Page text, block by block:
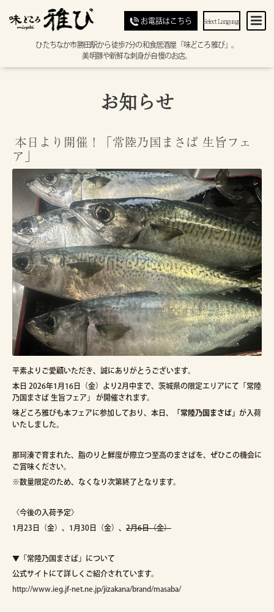
お電話はこちら Select Language
ひたちなか市勝田駅から徒歩7分の和食居酒屋「味どころ雅び」。
美明豚や新鮮な刺身が自慢のお店。
お知らせ
本日より開催！「常陸乃国まさば 生旨フェ
ア」
平素よりご愛顧いただき、誠にありがとうございます。
本日 2026年1月16日（金）より2月中まで、茨城県の限定エリアにて「常陸
乃国まさば 生旨フェア」 が開催されます。
味どころ雅びも本フェアに参加しており、本日、 「常陸乃国まさば」 が入荷
いたしました。
那珂湊で育まれた、脂のりと鮮度が際立つ至高のまさばを、ぜひこの機会に
ご賞味ください。
※数量限定のため、なくなり次第終了となります。
〈今後の入荷予定〉
1月23日（金）、1月30日（金）、 2月6日（金）
▼「常陸乃国まさば」について
公式サイトにて詳しくご紹介されています。
http://www.ieg.jf-net.ne.jp/jizakana/brand/masaba/